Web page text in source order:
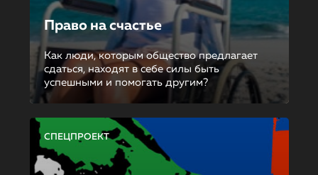
Право на счастье
Как люди, которым общество предлагает
сдаться, находят в себе силы быть
успешными и помогать другим?
СПЕЦПРОЕКТ